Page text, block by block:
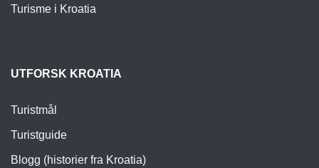
Turisme i Kroatia
UTFORSK KROATIA
Turistmål
Turistguide
Blogg (historier fra Kroatia)